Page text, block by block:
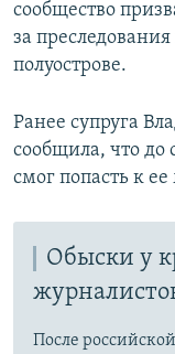
сообщество
за
полуострове.
Ранее супруга
сообщила, что до
смог попасть к
Обыски у
После